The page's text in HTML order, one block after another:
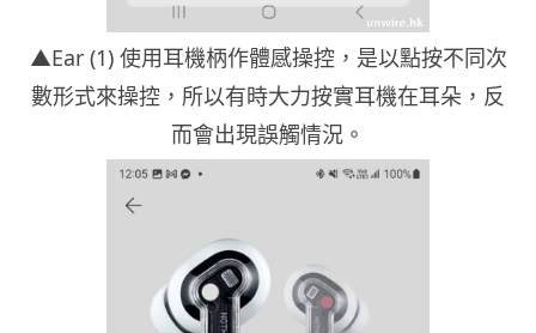
▲Ear (1) 使用耳機柄作體感操控，是以點按不同次
數形式來操控，所以有時大力按實耳機在耳朵，反
而會出現誤觸情況。